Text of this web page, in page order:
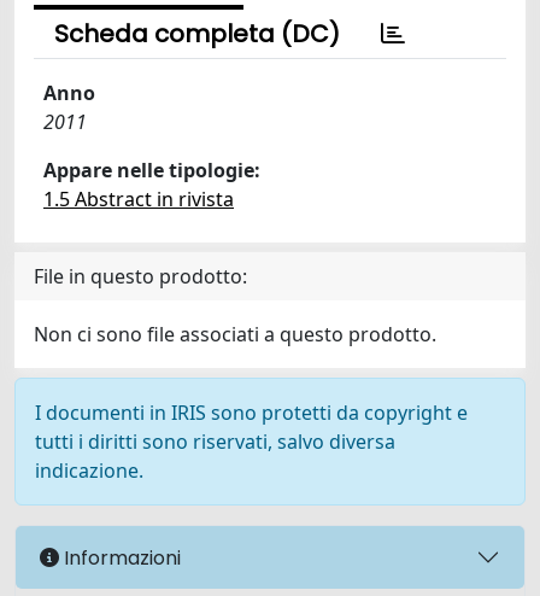
Scheda completa (DC)
Anno
2011
Appare nelle tipologie:
1.5 Abstract in rivista
File in questo prodotto:
Non ci sono file associati a questo prodotto.
I documenti in IRIS sono protetti da copyright e
tutti i diritti sono riservati, salvo diversa
indicazione.
Informazioni